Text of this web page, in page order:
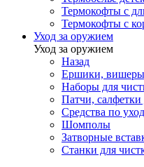
Термокофты с
Термокофты с
Уход за оружием
Уход за оружием
Назад
Ершики,
Наборы для
Патчи, салфетки
Средства по
Шомполы
Затворные
Станки для